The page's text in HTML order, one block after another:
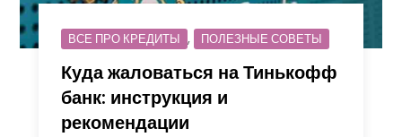
ВСЕ ПРО КРЕДИТЫ , ПОЛЕЗНЫЕ СОВЕТЫ
Куда жаловаться на Тинькофф
банк: инструкция и
рекомендации